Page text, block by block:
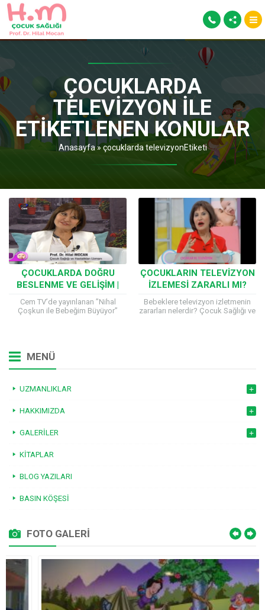
ÇOCUKLARDA
TELEVIZYON ILE
ETIKETLENEN KONULAR
Anasayfa» çocuklarda televizyonEtiketi
ÇOCUKLARDA DOĞRU
BESLENME VE GELIŞIM |
BEBEĞIM BÜYÜYOR
Cem TV’de yayınlanan ”Nihal
Çoşkun ile Bebeğim Büyüyor”
ÇOCUKLARIN TELEVIZYON
İZLEMESI ZARARLI MI?
Bebeklere televizyon izletmenin
zararları nelerdir? Çocuk Sağlığı ve
MENÜ
UZMANLIKLAR
HAKKIMIZDA
GALERILER
KITAPLAR
BLOG YAZILARI
BASIN KÖŞESI
FOTO GALERİ